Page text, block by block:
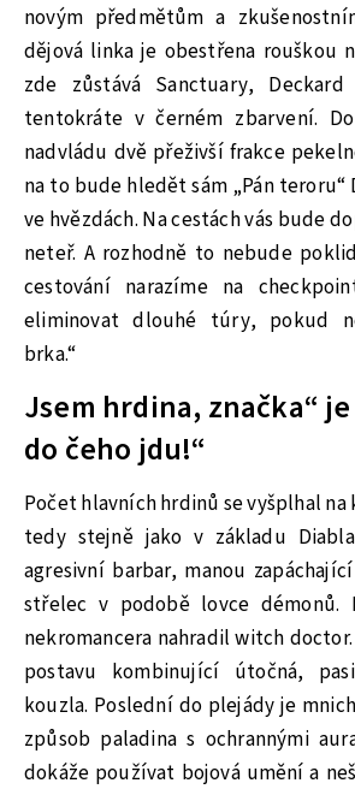
novým předmětům a
dějová linka je obestřena rouškou
zde zůstává Sanctuary, Deckard
tentokráte v černém zbarvení.
nadvládu dvě přeživší frakce
na to bude hledět sám „Pán
ve hvězdách. Na cestách vás bude
neteř. A rozhodně to nebude
cestování narazíme na
eliminovat dlouhé túry, pokud
brka.“
Jsem hrdina, značka“
do čeho jdu!“
Počet hlavních hrdinů se vyšplhal
tedy stejně jako v základu
agresivní barbar, manou
střelec v podobě lovce démonů.
nekromancera nahradil witch
postavu kombinující útočná,
kouzla. Poslední do plejády je
způsob paladina s ochrannými
dokáže používat bojová umění a